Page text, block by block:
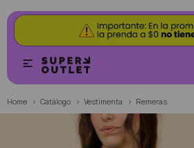

Home Catálogo Vestimenta Remeras